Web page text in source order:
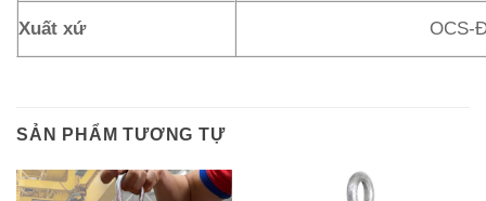
Xuất xứ OCS-
SẢN PHẨM TƯƠNG TỰ